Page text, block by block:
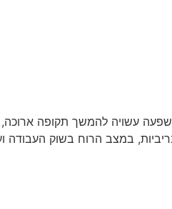
עשויה להמשך תקופה
במצב הרוח בשוק העבודה